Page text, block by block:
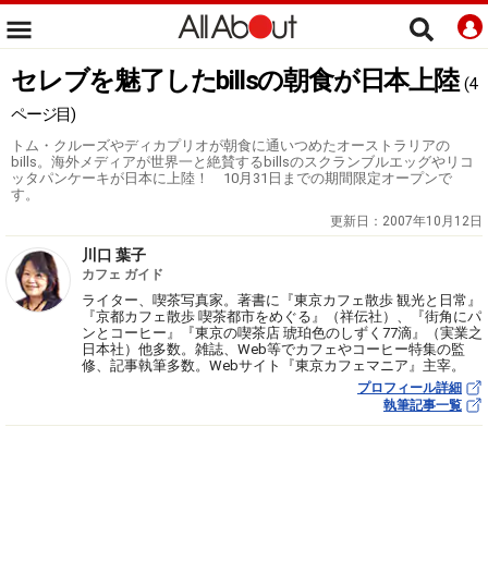
セレブを魅了したbillsの朝食が日本上陸 (4
ページ目)
トム・クルーズやディカプリオが朝食に通いつめたオーストラリアの
bills。海外メディアが世界一と絶賛するbillsのスクランブルエッグやリコ
ッタパンケーキが日本に上陸！ 10月31日までの期間限定オープンで
す。
更新日： 2007年10月12日
川口 葉子
カフェ ガイド
ライター、喫茶写真家。著書に『東京カフェ散歩 観光と日常』
『京都カフェ散歩 喫茶都市をめぐる』（祥伝社）、『街角にパ
ンとコーヒー』『東京の喫茶店 琥珀色のしずく77滴』（実業之
日本社）他多数。雑誌、Web等でカフェやコーヒー特集の監
修、記事執筆多数。Webサイト『東京カフェマニア』主宰。
プロフィール詳細
執筆記事一覧